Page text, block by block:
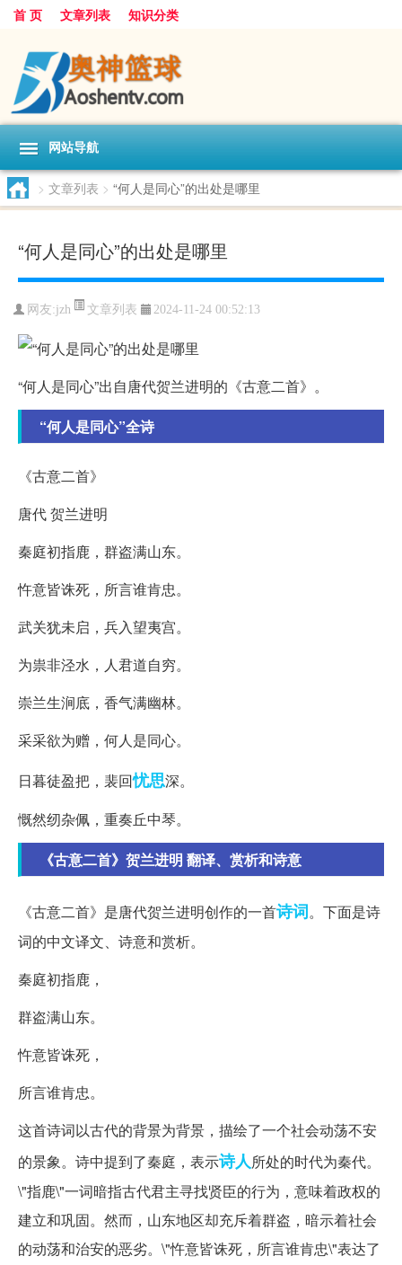
首 页 文章列表 知识分类
网站导航
> 文章列表 > “何人是同心”的出处是哪里
“何人是同心”的出处是哪里
网友:jzh 文章列表 2024-11-24 00:52:13
“何人是同心”出自唐代贺兰进明的《古意二首》。
“何人是同心”全诗
《古意二首》
唐代 贺兰进明
秦庭初指鹿，群盗满山东。
忤意皆诛死，所言谁肯忠。
武关犹未启，兵入望夷宫。
为祟非泾水，人君道自穷。
崇兰生涧底，香气满幽林。
采采欲为赠，何人是同心。
日暮徒盈把，裴回忧思深。
慨然纫杂佩，重奏丘中琴。
《古意二首》贺兰进明 翻译、赏析和诗意
《古意二首》是唐代贺兰进明创作的一首诗词。下面是诗
词的中文译文、诗意和赏析。
秦庭初指鹿，
群盗满山东。
忤意皆诛死，
所言谁肯忠。
这首诗词以古代的背景为背景，描绘了一个社会动荡不安
的景象。诗中提到了秦庭，表示诗人所处的时代为秦代。
\"指鹿\"一词暗指古代君主寻找贤臣的行为，意味着政权的
建立和巩固。然而，山东地区却充斥着群盗，暗示着社会
的动荡和治安的恶劣。\"忤意皆诛死，所言谁肯忠\"表达了